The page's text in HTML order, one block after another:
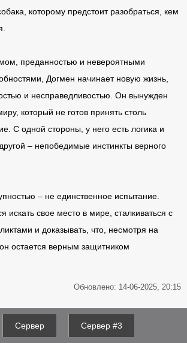
которому предстоит разобраться, кем
преданностью и невероятными
Догмен начинает новую жизнь,
и несправедливостью. Он вынужден
который не готов принять столь
С одной стороны, у него есть логика и
– непобедимые инстинкты верного
– не единственное испытание.
искать свое место в мире, сталкиваться с
и доказывать, что, несмотря на
остается верным защитником
Обновлено: 14-06-2025, 20:15
Сервер Сервер #3